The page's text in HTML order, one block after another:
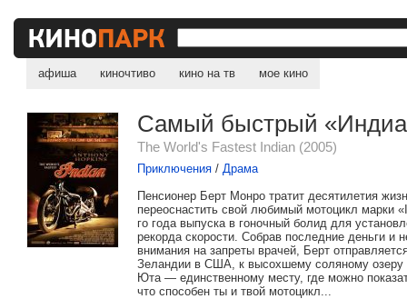
афиша киночтиво кино на тв мое кино
Самый быстрый
The World's Fastest Indian (2005)
Приключения /Драма
Пенсионер Берт Монро тратит десятилетия
переоснастить свой любимый мотоцикл марки
го года выпуска в гоночный болид для
рекорда скорости. Собрав последние деньги и
внимания на запреты врачей, Берт
Зеландии в США, к высохшему соляному озеру
Юта — единственному месту, где можно
что способен ты и твой мотоцикл...